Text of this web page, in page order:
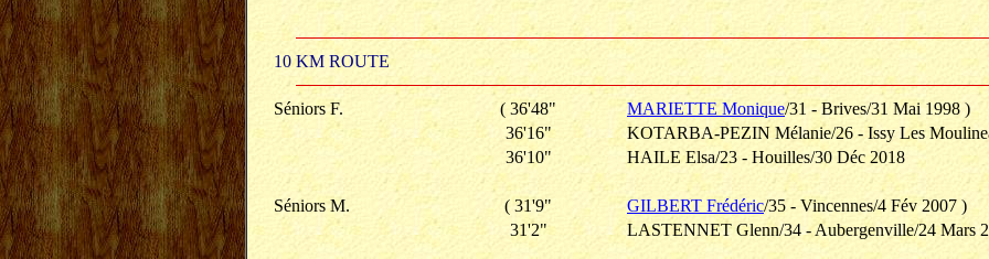
10 KM ROUTE
Séniors F. ( 36'48" MARIETTE Monique/31 - Brives/31 Mai 1998 )
36'16"
KOTARBA-PEZIN Mélanie/26 - Issy Les
36'10"
HAILE Elsa/23 - Houilles/30 Déc 2018
Séniors M. ( 31'9" GILBERT Frédéric/35 - Vincennes/4 Fév 2007 )
31'2"
LASTENNET Glenn/34 - Aubergenville/24 Mars